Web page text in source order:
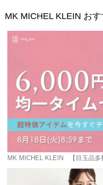
MK MICHEL KLEIN お
MK MICHEL KLEIN 【目玉品多